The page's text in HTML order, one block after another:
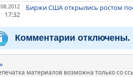
17:32
Биржи США открылись ростом
Комментарии отключены.
материалов возможна только со